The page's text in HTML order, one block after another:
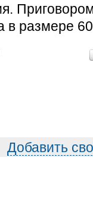
в размере
Добавить